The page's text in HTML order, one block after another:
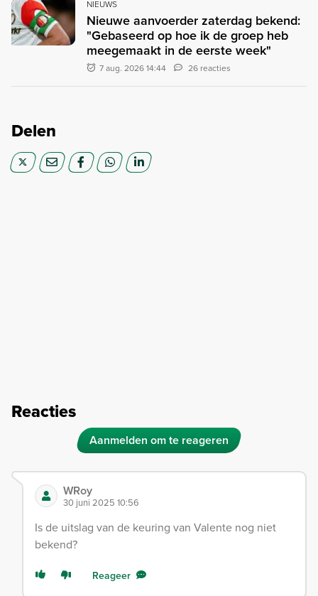
NIEUWS
Nieuwe aanvoerder zaterdag bekend:
"Gebaseerd op hoe ik de groep heb
meegemaakt in de eerste week"
7 aug. 2026 14:44 26 reacties
Delen
Reacties
Aanmelden om te reageren
WRoy
30 juni 2025 10:56
Is de uitslag van de keuring van Valente nog niet
bekend?
Reageer